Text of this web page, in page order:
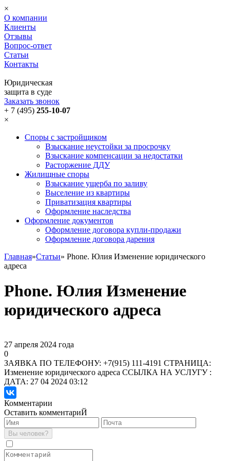
×
О компании
Клиенты
Отзывы
Вопрос-ответ
Статьи
Контакты
Юридическая
защита в суде
Заказать звонок
+ 7 (495) 255-10-07
×
Споры с застройщиком
Взыскание неустойки за просрочку
Взыскание компенсации за недостатки
Расторжение ДДУ
Жилищные споры
Взыскание ущерба по заливу
Выселение из квартиры
Приватизация квартиры
Оформление наследства
Оформление документов
Оформление договора купли-продажи
Оформление договора дарения
Главная»Статьи» Phone. Юлия Изменение юридического
адреса
Phone. Юлия Изменение
юридического адреса
27 апреля 2024 года
0
ЗАЯВКА ПО ТЕЛЕФОНУ: +7(915) 111-4191 СТРАНИЦА:
Изменение юридического адреса ССЫЛКА НА УСЛУГУ :
ДАТА: 27 04 2024 03:12
Комментарии
Оставить комментариЙ